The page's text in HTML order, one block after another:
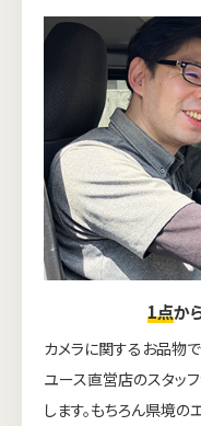
1点か
カメラに関するお品物
ユース直営店のスタッ
します。もちろん県境